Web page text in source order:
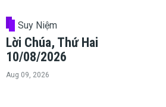
Suy Niệm
Lời Chúa, Thứ Hai
10/08/2026
Aug 09, 2026